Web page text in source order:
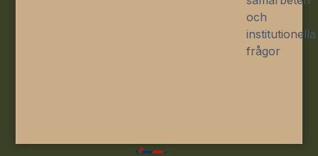
och
institutionella
frågor